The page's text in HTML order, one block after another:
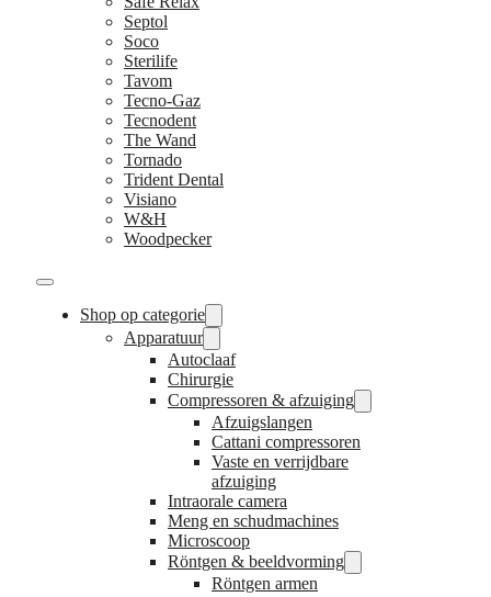
Septol
Soco
Sterilife
Tavom
Tecno-Gaz
Tecnodent
The Wand
Tornado
Trident Dental
Visiano
W&H
Woodpecker
Shop op categorie
Apparatuur
Autoclaaf
Chirurgie
Compressoren & afzuiging
Afzuigslangen
Cattani compressoren
Vaste en verrijdbare
afzuiging
Intraorale camera
Meng en schudmachines
Microscoop
Röntgen & beeldvorming
Röntgen armen